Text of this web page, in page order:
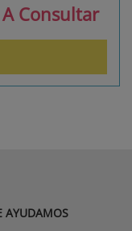
A Consultar
AYUDAMOS